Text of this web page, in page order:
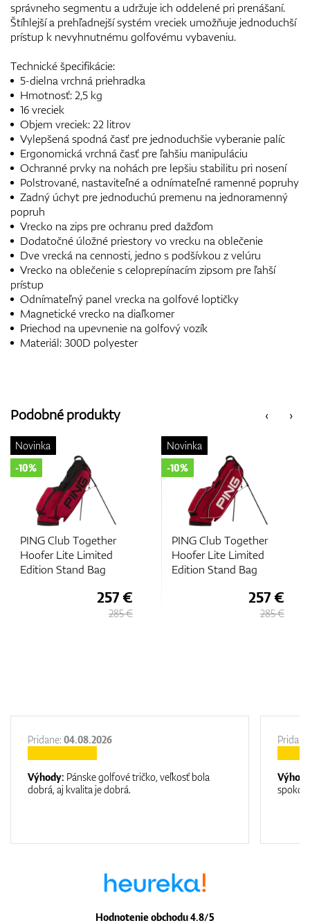
správneho segmentu a udržuje ich oddelené pri prenášaní.
Štíhlejší a prehľadnejší systém vreciek umožňuje jednoduchší
prístup k nevyhnutnému golfovému vybaveniu.
Technické špecifikácie:
5-dielna vrchná priehradka
Hmotnosť: 2,5 kg
16 vreciek
Objem vreciek: 22 litrov
Vylepšená spodná časť pre jednoduchšie vyberanie palíc
Ergonomická vrchná časť pre ľahšiu manipuláciu
Ochranné prvky na nohách pre lepšiu stabilitu pri nosení
Polstrované, nastaviteľné a odnímateľné ramenné popruhy
Zadný úchyt pre jednoduchú premenu na jednoramenný
popruh
Vrecko na zips pre ochranu pred dažďom
Dodatočné úložné priestory vo vrecku na oblečenie
Dve vrecká na cennosti, jedno s podšívkou z velúru
Vrecko na oblečenie s celoprepínacím zipsom pre ľahší
prístup
Odnímateľný panel vrecka na golfové loptičky
Magnetické vrecko na diaľkomer
Priechod na upevnenie na golfový vozík
Materiál: 300D polyester
‹
Podobné produkty ›
PING Club Together
Hoofer Lite Limited
Edition Stand Bag
Novinka
-10%
257 €
285 €
PING Club Together
Hoofer Lite Limited
Edition Stand Bag
Novinka
-10%
257 €
285 €
Hodnotenie obchodu 4.8/5
Pridane: 04.08.2026
Výhody: Pánske golfové tričko, veľkosť bola
dobrá, aj kvalita je dobrá.